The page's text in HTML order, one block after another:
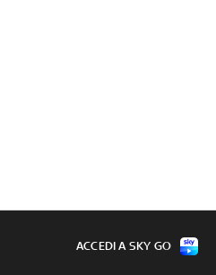
ACCEDI A SKY GO